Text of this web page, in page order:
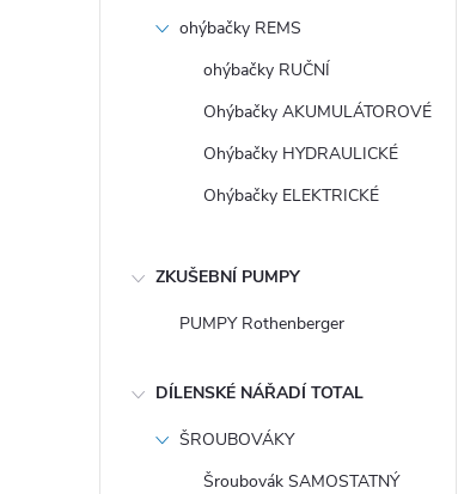
ohýbačky REMS
ohýbačky RUČNÍ
Ohýbačky AKUMULÁTOROVÉ
Ohýbačky HYDRAULICKÉ
Ohýbačky ELEKTRICKÉ
ZKUŠEBNÍ PUMPY
PUMPY Rothenberger
DÍLENSKÉ NÁŘADÍ TOTAL
ŠROUBOVÁKY
Šroubovák SAMOSTATNÝ